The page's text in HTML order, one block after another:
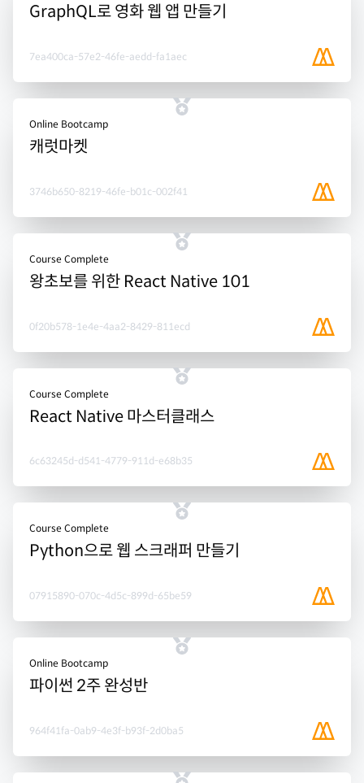
GraphQL로 영화 웹 앱 만들기
7ea400ca-57e2-46fe-aedd-fa1aec
Online Bootcamp
캐럿마켓
3746b650-8219-46fe-b01c-002f41
Course Complete
왕초보를 위한 React Native 101
0f20b578-1e4e-4aa2-8429-811ecd
Course Complete
React Native 마스터클래스
6c63245d-d541-4779-911d-e68b35
Course Complete
Python으로 웹 스크래퍼 만들기
07915890-070c-4d5c-899d-65be59
Online Bootcamp
파이썬 2주 완성반
964f41fa-0ab9-4e3f-b93f-2d0ba5